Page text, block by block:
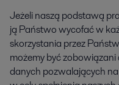
Jeżeli naszą podstawą
ją Państwo wycofać w
skorzystania przez
możemy być
danych pozwalających